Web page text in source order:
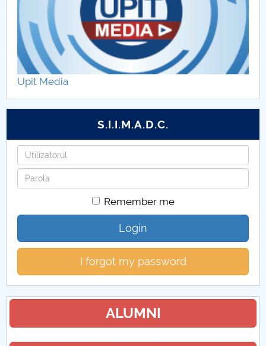
Serviciul Resurse umane
Directia Economica
Compartiment GDPR
Upit Media
S.I.I.M.A.D.C.
Username
Password
Remember me
Login
I forgot my password
ALUMNI